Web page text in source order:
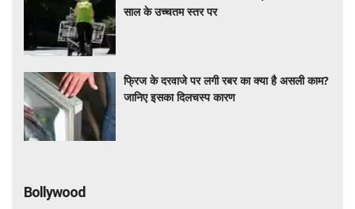
साल के उच्चतम स्तर पर
फ्रिज के दरवाजे पर लगी रबर का क्या है असली काम?
जानिए इसका दिलचस्प कारण
Bollywood